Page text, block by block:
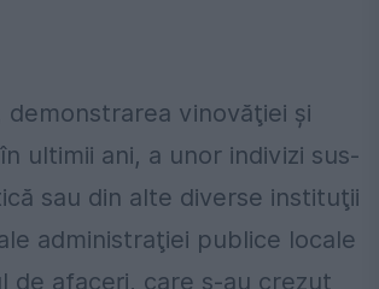
demonstrarea vinovăţiei şi
ultimii ani, a unor indivizi sus-
sau din alte diverse instituţii
administraţiei publice locale
de afaceri, care s-au crezut